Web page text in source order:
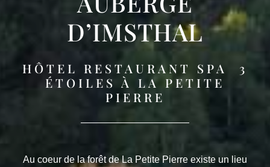
D’IMSTHAL
HÔTEL RESTAURANT SPA 3
ÉTOILES À LA PETITE
PIERRE
Au coeur de la forêt de La Petite Pierre existe un lieu